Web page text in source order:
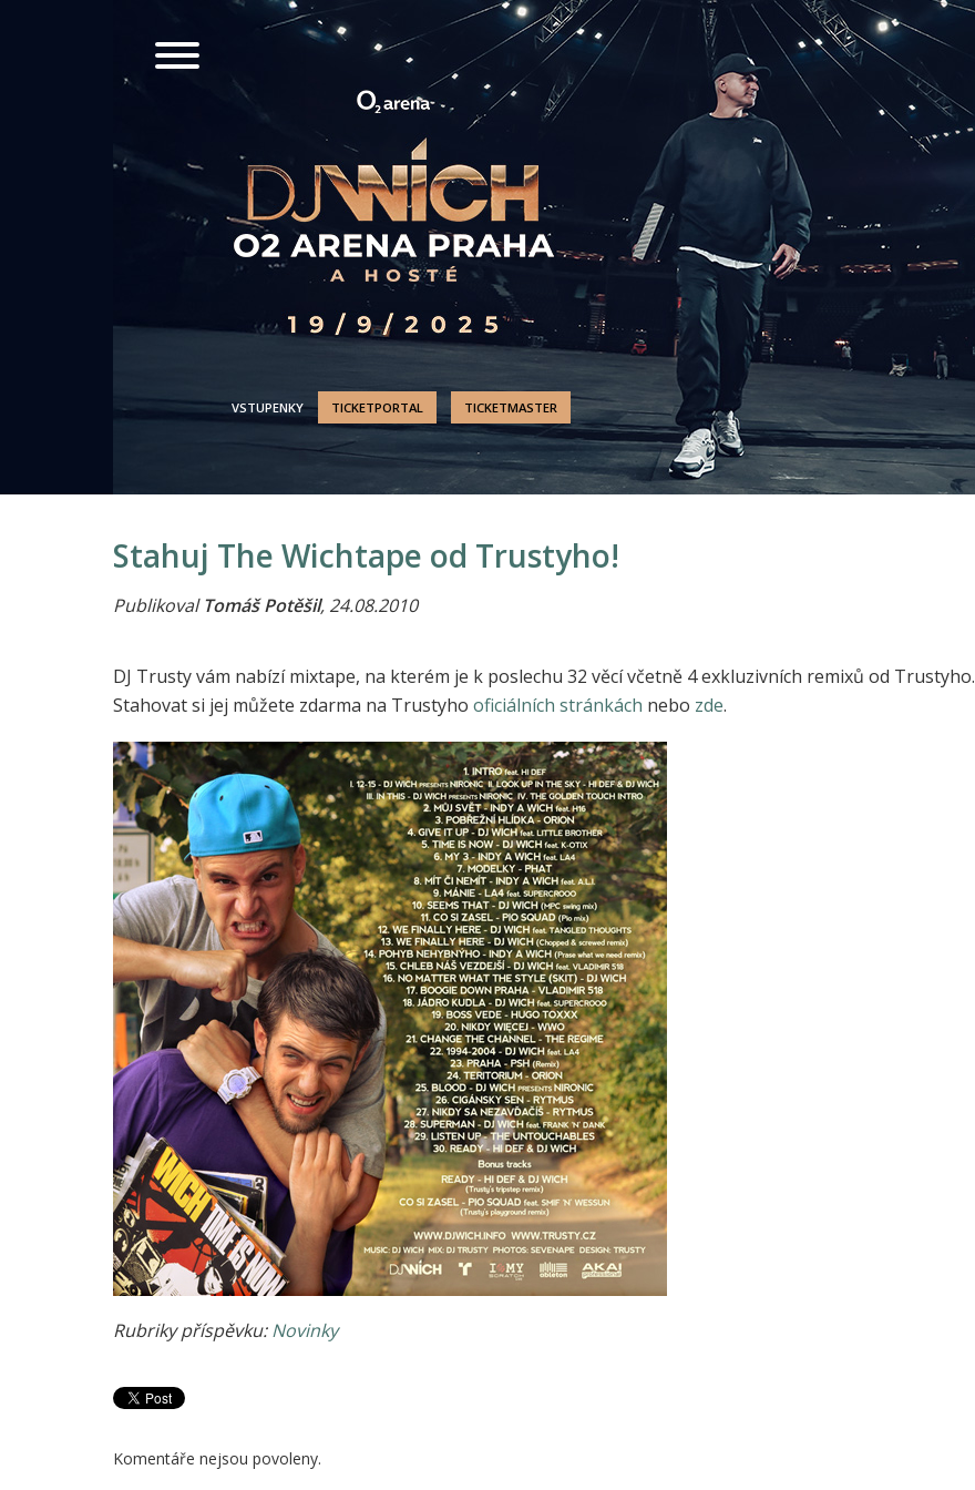
VSTUPENKY TICKETPORTAL TICKETMASTER
Stahuj The Wichtape od Trustyho!
PublikovalTomáš Potěšil, 24.08.2010
DJ Trusty vám nabízí mixtape, na kterém je k poslechu 32 věcí včetně 4 exkluzivních remixů od Trustyho.
Stahovat si jej můžete zdarma na Trustyho oficiálních stránkách nebo zde.
Rubriky příspěvku:Novinky
Komentáře nejsou povoleny.